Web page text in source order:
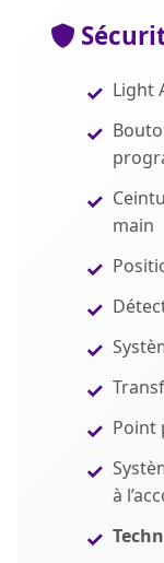
Light
main
Point
à